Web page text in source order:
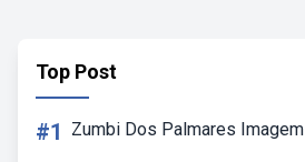
Top Post
#1 Zumbi Dos Palmares Imagem